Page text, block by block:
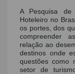
A Pesquisa de
Hoteleiro no
os portes, dos
compreender
relação ao
destinos onde
questões como
setor de